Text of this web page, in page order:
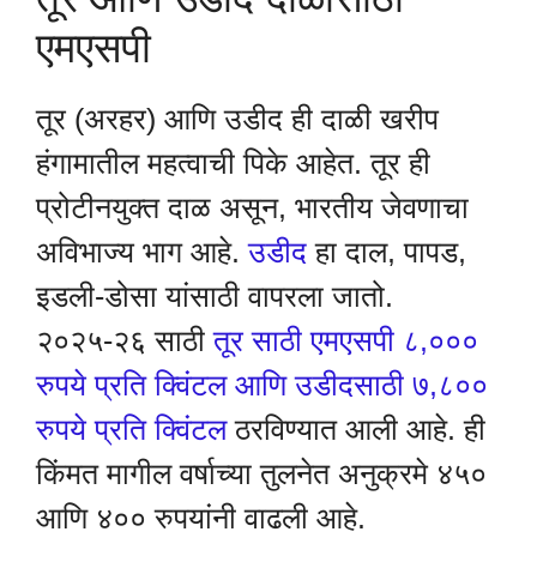
एमएसपी
तूर (अरहर) आणि उडीद ही दाळी खरीप
हंगामातील महत्वाची पिके आहेत. तूर ही
प्रोटीनयुक्त दाळ असून, भारतीय जेवणाचा
अविभाज्य भाग आहे.उडीद हा दाल, पापड,
इडली-डोसा यांसाठी वापरला जातो.
२०२५-२६ साठीतूर साठी एमएसपी ८,०००
रुपये प्रति क्विंटल आणि उडीदसाठी ७,८००
रुपये प्रति क्विंटलठरविण्यात आली आहे. ही
किंमत मागील वर्षाच्या तुलनेत अनुक्रमे ४५०
आणि ४०० रुपयांनी वाढली आहे.